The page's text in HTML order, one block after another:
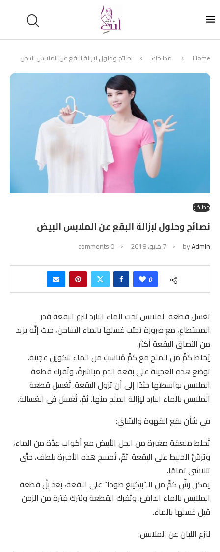
Home مطبخكِ نصائح وحلول لإزالة البقع عن الملابس البيض
مطبخكِ
نصائح وحلول لإزالة البقع عن الملابس البيض
byAdmin 7 مايو، 2018 0 comments
0
تغسل قطعة الملابس تحت الماء البارد لنزع البقعة قدر
المستطاع، مع ضرورة تجنُّب غسلها بالماء الساخن، حيث إنَّه يزيد
من التصاق البقعة أكثر.
يُخلط كمٌّ من الملح مع كمٍّ مُناسب من الماء لتكوين عجينة.
توضع هذه العجينة على بقعة الدم مباشرةً، وتُفرك قطعة
الملابس بواسطتها جيِّدًا إلى أن تزول البقعة. تُغسل قطعة
الملابس بالماء البارد لإزالة الملح منها. ثمَّ، تُغسل في الغسالة.
في شأن بقع القهوة والشاي:
تُخلط ملعقة صغيرة من الخل الأبيض مع أكواب عدَّة من الماء،
ويُرشُّ الخليط على البقعة. ثمَّ، تُمسح هذه الأخيرة بلطف، حتَّى
تتلاشى تمامًا.
يمكن رشّ كمٍّ من الـ”بيكينغ صودا” على البقعة، بعد بلِّ قطعة
الملابس بالماء الدافئ. وتُفرك القطعة وتُترك فترة من الزمن
قبل غسلها بالماء.
لنزع اللبان عن الملابس: